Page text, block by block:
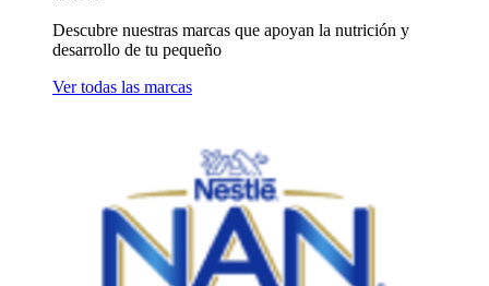
Descubre nuestras marcas que apoyan la nutrición y
desarrollo de tu pequeño
Ver todas las marcas